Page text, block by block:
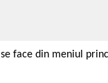
se face din meniul